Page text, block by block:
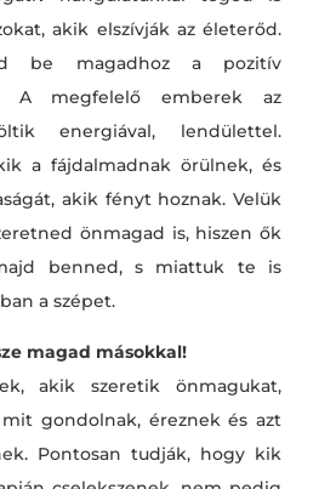
akik elszívják az életerőd.
be magadhoz a pozitív
A megfelelő emberek az
energiával, lendülettel.
a fájdalmadnak örülnek, és
akik fényt hoznak. Velük
önmagad is, hiszen ők
benned, s miattuk te is
a szépet.
magad másokkal!
akik szeretik önmagukat,
gondolnak, éreznek és azt
Pontosan tudják, hogy kik